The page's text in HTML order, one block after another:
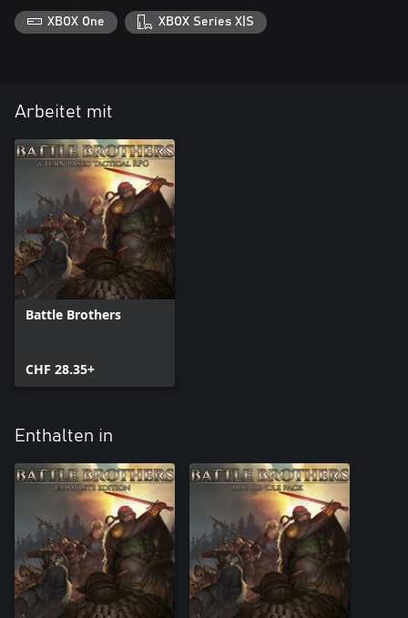
XBOX One XBOX Series X|S
Arbeitet mit
Battle Brothers
CHF 28.35+
Enthalten in